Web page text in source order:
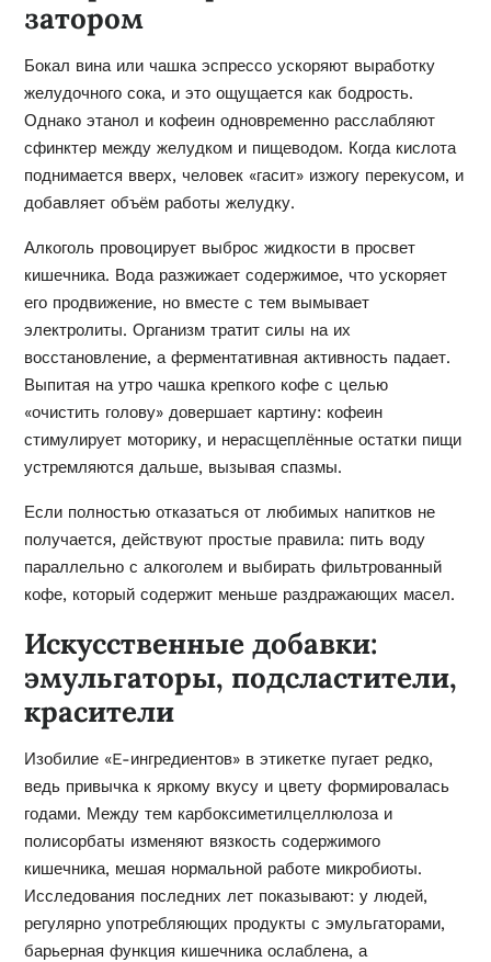
затором
Бокал вина или чашка эспрессо ускоряют выработку
желудочного сока, и это ощущается как бодрость.
Однако этанол и кофеин одновременно расслабляют
сфинктер между желудком и пищеводом. Когда кислота
поднимается вверх, человек «гасит» изжогу перекусом, и
добавляет объём работы желудку.
Алкоголь провоцирует выброс жидкости в просвет
кишечника. Вода разжижает содержимое, что ускоряет
его продвижение, но вместе с тем вымывает
электролиты. Организм тратит силы на их
восстановление, а ферментативная активность падает.
Выпитая на утро чашка крепкого кофе с целью
«очистить голову» довершает картину: кофеин
стимулирует моторику, и нерасщеплённые остатки пищи
устремляются дальше, вызывая спазмы.
Если полностью отказаться от любимых напитков не
получается, действуют простые правила: пить воду
параллельно с алкоголем и выбирать фильтрованный
кофе, который содержит меньше раздражающих масел.
Искусственные добавки:
эмульгаторы, подсластители,
красители
Изобилие «E-ингредиентов» в этикетке пугает редко,
ведь привычка к яркому вкусу и цвету формировалась
годами. Между тем карбоксиметилцеллюлоза и
полисорбаты изменяют вязкость содержимого
кишечника, мешая нормальной работе микробиоты.
Исследования последних лет показывают: у людей,
регулярно употребляющих продукты с эмульгаторами,
барьерная функция кишечника ослаблена, а